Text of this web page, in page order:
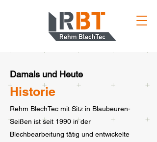
Damals und Heute
Historie
Rehm BlechTec mit Sitz in Blaubeuren-
Seißen ist seit 1990 in der
Blechbearbeitung tätig und entwickelte